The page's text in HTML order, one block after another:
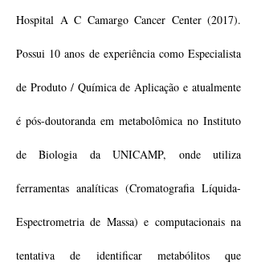
Hospital A C Camargo Cancer Center (2017).
Possui 10 anos de experiência como Especialista
de Produto / Química de Aplicação e atualmente
é pós-doutoranda em metabolômica no Instituto
de Biologia da UNICAMP, onde utiliza
ferramentas analíticas (Cromatografia Líquida-
Espectrometria de Massa) e computacionais na
tentativa de identificar metabólitos que